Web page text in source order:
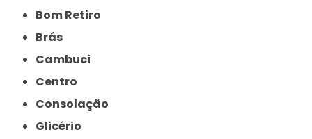
Bom Retiro
Brás
Cambuci
Centro
Consolação
Glicério